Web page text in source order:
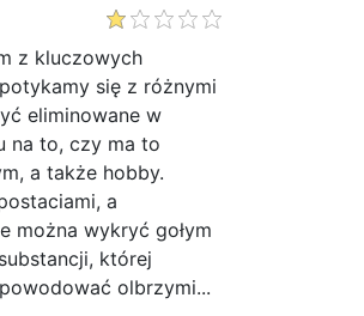
z kluczowych
się z różnymi
eliminowane w
na to, czy ma to
a także hobby.
a
można wykryć gołym
której
olbrzymi...